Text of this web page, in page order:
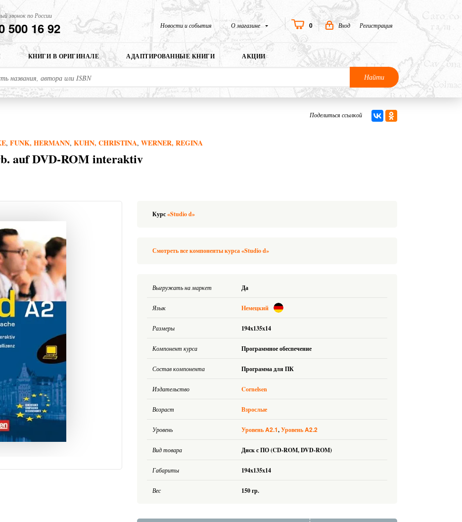
звонок по России
500 16 92 Новости и события О магазине 0 Вход Регистрация
КНИГИ В ОРИГИНАЛЕ АДАПТИРОВАННЫЕ КНИГИ АКЦИИ
Найти
Поделиться ссылкой
, FUNK, HERMANN, KUHN, CHRISTINA, WERNER, REGINA
auf DVD-ROM interaktiv
Курс«Studio d»
Смотреть все компоненты курса «Studio d»
Выгружать на маркет Да
Язык Немецкий
Размеры 194x135x14
Компонент курса Программное обеспечение
Состав компонента Программа для ПК
Издательство Cornelsen
Возраст Взрослые
Уровень УровеньA2.1 УровеньA2.2
Вид товара Диск с ПО (CD-ROM, DVD-ROM)
Габариты 194x135x14
Вес 150 гр.